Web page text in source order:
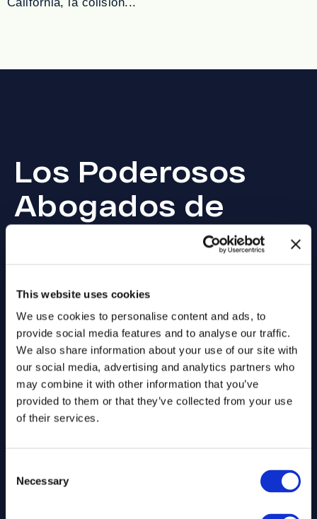
This website uses cookies
We use cookies to personalise content and ads, to
provide social media features and to analyse our traffic.
We also share information about your use of our site with
our social media, advertising and analytics partners who
may combine it with other information that you’ve
provided to them or that they’ve collected from your use
of their services.
Selection
Necessary
Los Poderosos
Abogados de
Accidentes de
CON UN HISTORIAL PROBADO
CONSECUTIVAMENTE